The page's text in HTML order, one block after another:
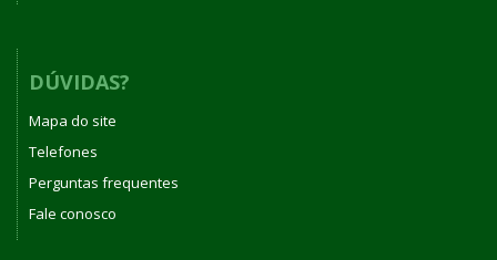
DÚVIDAS?
Mapa do site
Telefones
Perguntas frequentes
Fale conosco